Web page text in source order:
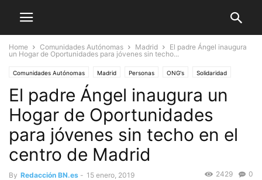
Home Comunidades Autónomas Madrid
El padre Ángel inaugura
un Hogar de Oportunidades para jóvenes sin techo...
Comunidades Autónomas Madrid Personas ONG's Solidaridad
El padre Ángel inaugura un
Hogar de Oportunidades
para jóvenes sin techo en el
centro de Madrid
By Redacción BN.es - 15 enero, 2019 0
2429